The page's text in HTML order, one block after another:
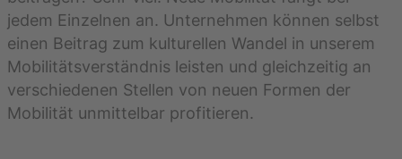
jedem Einzelnen an. Unternehmen können selbst
einen Beitrag zum kulturellen Wandel in unserem
Mobilitätsverständnis leisten und gleichzeitig an
verschiedenen Stellen von neuen Formen der
Mobilität unmittelbar profitieren.